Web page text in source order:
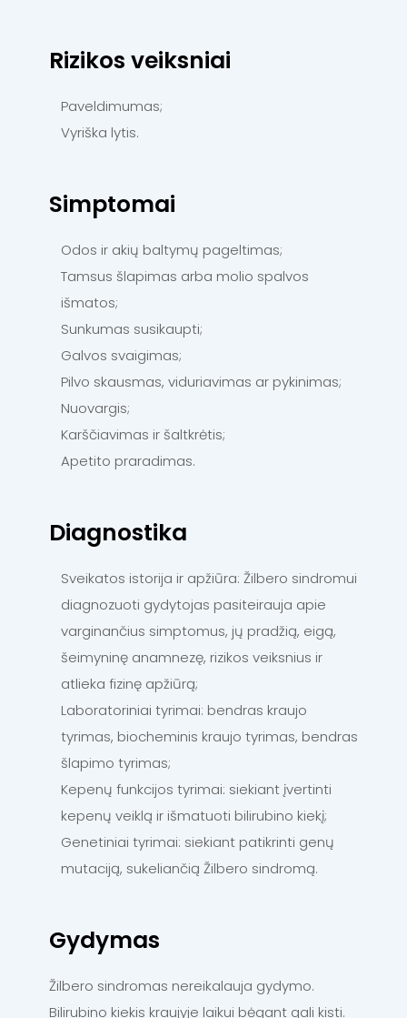
Rizikos veiksniai
Paveldimumas;
Vyriška lytis.
Simptomai
Odos ir akių baltymų pageltimas;
Tamsus šlapimas arba molio spalvos
išmatos;
Sunkumas susikaupti;
Galvos svaigimas;
Pilvo skausmas, viduriavimas ar pykinimas;
Nuovargis;
Karščiavimas ir šaltkrėtis;
Apetito praradimas.
Diagnostika
Sveikatos istorija ir apžiūra: Žilbero sindromui
diagnozuoti gydytojas pasiteirauja apie
varginančius simptomus, jų pradžią, eigą,
šeimyninę anamnezę, rizikos veiksnius ir
atlieka fizinę apžiūrą;
Laboratoriniai tyrimai: bendras kraujo
tyrimas, biocheminis kraujo tyrimas, bendras
šlapimo tyrimas;
Kepenų funkcijos tyrimai: siekiant įvertinti
kepenų veiklą ir išmatuoti bilirubino kiekį;
Genetiniai tyrimai: siekiant patikrinti genų
mutaciją, sukeliančią Žilbero sindromą.
Gydymas
Žilbero sindromas nereikalauja gydymo.
Bilirubino kiekis kraujyje laikui bėgant gali kisti.